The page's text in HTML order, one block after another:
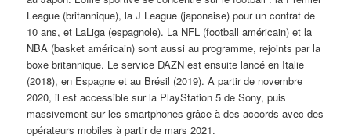
League (britannique), la J League (japonaise) pour un contrat de
10 ans, et LaLiga (espagnole). La NFL (football américain) et la
NBA (basket américain) sont aussi au programme, rejoints par la
boxe britannique. Le service DAZN est ensuite lancé en Italie
(2018), en Espagne et au Brésil (2019). A partir de novembre
2020, il est accessible sur la PlayStation 5 de Sony, puis
massivement sur les smartphones grâce à des accords avec des
opérateurs mobiles à partir de mars 2021.